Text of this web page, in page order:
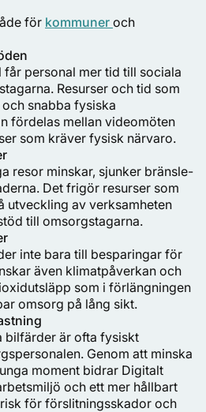
för kommuner och
får personal mer tid till sociala
Resurser och tid som
snabba fysiska
fördelas mellan videomöten
som kräver fysisk närvaro.
resor minskar, sjunker bränsle-
Det frigör resurser som
utveckling av verksamheten
till omsorgstagarna.
inte bara till besparingar för
även klimatpåverkan och
som i förlängningen
omsorg på lång sikt.
bilfärder är ofta fysiskt
Genom att minska
moment bidrar Digitalt
och ett mer hållbart
för förslitningsskador och